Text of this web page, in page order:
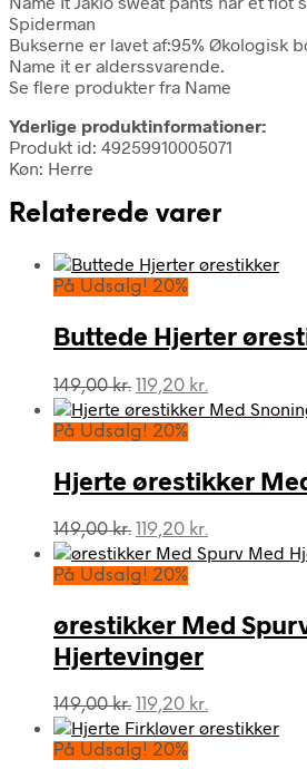
Spiderman
Bukserne er lavet af:95% Økologisk
Name it er alderssvarende.
Se flere produkter fra Name
Yderlige produktinformationer:
Produkt id: 49259910005071
Køn: Herre
Relaterede varer
På Udsalg! 20%
Buttede Hjerter
149,00kr. Den
oprindelige
pris
149,00 kr..
119,20 kr.
aktuelle
119,20 kr..
På Udsalg! 20%
Hjerte ørestikker
149,00kr. Den
oprindelige
pris
149,00 kr..
119,20 kr.
aktuelle
119,20 kr..
På Udsalg! 20%
ørestikker Med
Hjertevinger
149,00kr. Den
oprindelige
pris
119,20 kr.
aktuelle
På Udsalg! 20%